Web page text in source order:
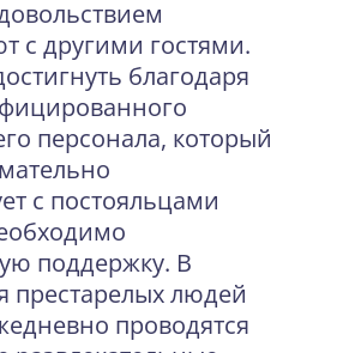
с другими гостями.
благодаря
персонала, который
с постояльцами
поддержку. В
престарелых людей
проводятся